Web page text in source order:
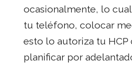
ocasionalmente, lo
tu teléfono, colocar
esto lo autoriza tu
planificar por